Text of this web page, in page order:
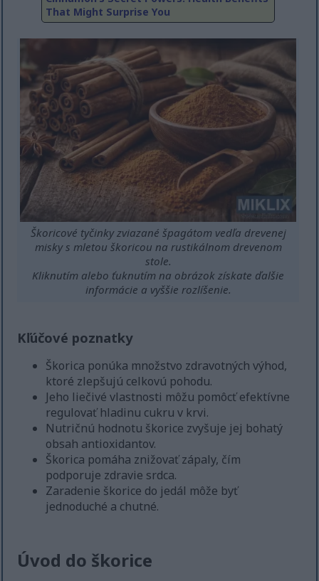
That Might Surprise You
Škoricové tyčinky zviazané špagátom vedľa drevenej
misky s mletou škoricou na rustikálnom drevenom
stole.
Kliknutím alebo ťuknutím na obrázok získate ďalšie
informácie a vyššie rozlíšenie.
Kľúčové poznatky
Škorica ponúka množstvo zdravotných výhod,
ktoré zlepšujú celkovú pohodu.
Jeho liečivé vlastnosti môžu pomôcť efektívne
regulovať hladinu cukru v krvi.
Nutričnú hodnotu škorice zvyšuje jej bohatý
obsah antioxidantov.
Škorica pomáha znižovať zápaly, čím
podporuje zdravie srdca.
Zaradenie škorice do jedál môže byť
jednoduché a chutné.
Úvod do škorice